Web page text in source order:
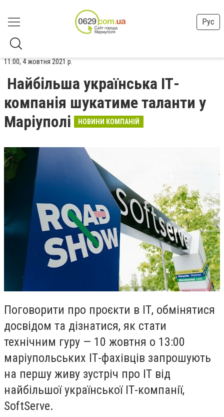
Рус
11:00, 4 жовтня 2021 р.
Найбільша українська ІТ-
компанія шукатиме таланти у
Маріуполі
НОВИНИ КОМПАНІЙ
Поговорити про проєкти в ІТ, обмінятися
досвідом та дізнатися, як стати
технічним гуру — 10 жовтня о 13:00
маріупольських ІТ-фахівців запрошують
на першу живу зустріч про ІТ від
найбільшої української ІТ-компанії,
SoftServe.